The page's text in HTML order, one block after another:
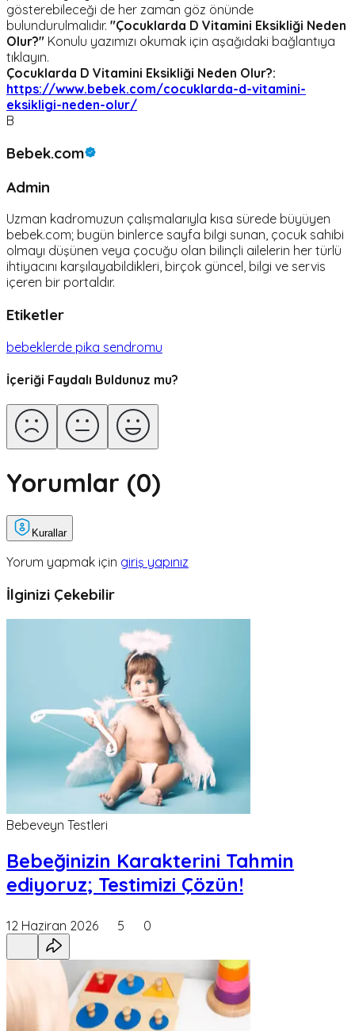
gösterebileceği de her zaman göz önünde
bulundurulmalıdır. "Çocuklarda D Vitamini Eksikliği Neden
Olur?" Konulu yazımızı okumak için aşağıdaki bağlantıya
tıklayın.
Çocuklarda D Vitamini Eksikliği Neden Olur?:
https://www.bebek.com/cocuklarda-d-vitamini-
eksikligi-neden-olur/
B
Bebek.com
Admin
Uzman kadromuzun çalışmalarıyla kısa sürede büyüyen
bebek.com; bugün binlerce sayfa bilgi sunan, çocuk sahibi
olmayı düşünen veya çocuğu olan bilinçli ailelerin her türlü
ihtiyacını karşılayabildikleri, birçok güncel, bilgi ve servis
içeren bir portaldır.
Etiketler
bebeklerde pika sendromu
İçeriği Faydalı Buldunuz mu?
Yorumlar (0)
Kurallar
Yorum yapmak için giriş yapınız
İlginizi Çekebilir
Bebeveyn Testleri
Bebeğinizin Karakterini Tahmin
ediyoruz; Testimizi Çözün!
12 Haziran 2026 5 0